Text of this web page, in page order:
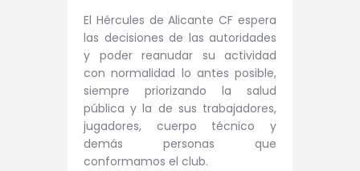
El Hércules de Alicante CF espera
las decisiones de las autoridades
y poder reanudar su actividad
con normalidad lo antes posible,
siempre priorizando la salud
pública y la de sus trabajadores,
jugadores, cuerpo técnico y
demás personas que
conformamos el club.